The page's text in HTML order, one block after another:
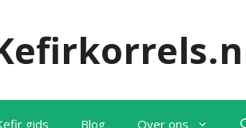
gids Blog Over ons